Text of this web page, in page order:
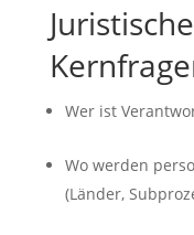
Wer ist
Wo werden
(Länder,